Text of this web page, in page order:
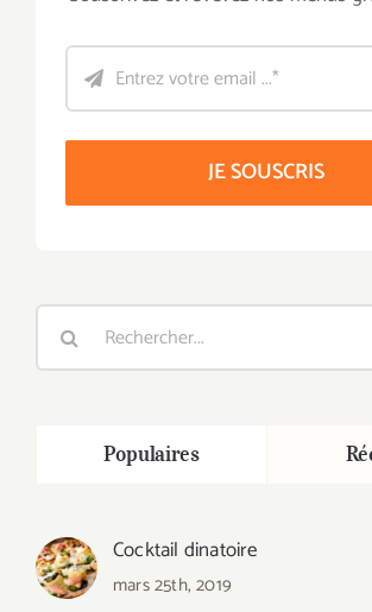
JE SOUSCRIS
Populaires
Cocktail dinatoire
mars 25th, 2019